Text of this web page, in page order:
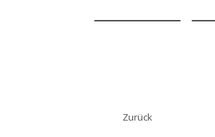
Zurück